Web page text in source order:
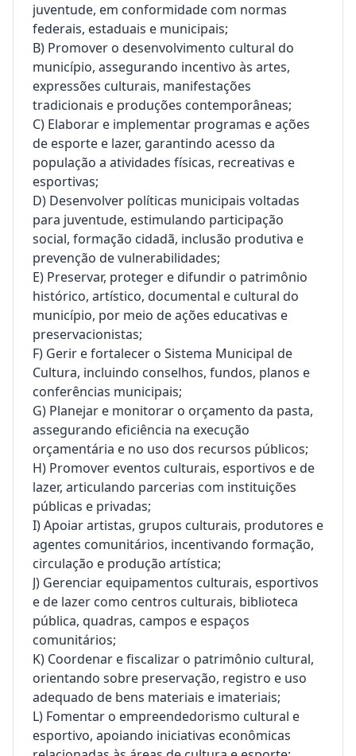
juventude, em conformidade com normas
federais, estaduais e municipais;
B) Promover o desenvolvimento cultural do
município, assegurando incentivo às artes,
expressões culturais, manifestações
tradicionais e produções contemporâneas;
C) Elaborar e implementar programas e ações
de esporte e lazer, garantindo acesso da
população a atividades físicas, recreativas e
esportivas;
D) Desenvolver políticas municipais voltadas
para juventude, estimulando participação
social, formação cidadã, inclusão produtiva e
prevenção de vulnerabilidades;
E) Preservar, proteger e difundir o patrimônio
histórico, artístico, documental e cultural do
município, por meio de ações educativas e
preservacionistas;
F) Gerir e fortalecer o Sistema Municipal de
Cultura, incluindo conselhos, fundos, planos e
conferências municipais;
G) Planejar e monitorar o orçamento da pasta,
assegurando eficiência na execução
orçamentária e no uso dos recursos públicos;
H) Promover eventos culturais, esportivos e de
lazer, articulando parcerias com instituições
públicas e privadas;
I) Apoiar artistas, grupos culturais, produtores e
agentes comunitários, incentivando formação,
circulação e produção artística;
J) Gerenciar equipamentos culturais, esportivos
e de lazer como centros culturais, biblioteca
pública, quadras, campos e espaços
comunitários;
K) Coordenar e fiscalizar o patrimônio cultural,
orientando sobre preservação, registro e uso
adequado de bens materiais e imateriais;
L) Fomentar o empreendedorismo cultural e
esportivo, apoiando iniciativas econômicas